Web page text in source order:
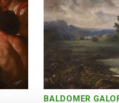
BALDOMER